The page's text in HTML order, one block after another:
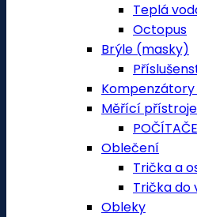
Teplá
Octopus
Brýle (masky)
Měřící přístroje
POČÍTAČE
Oblečení
Trička a
Trička do
Obleky